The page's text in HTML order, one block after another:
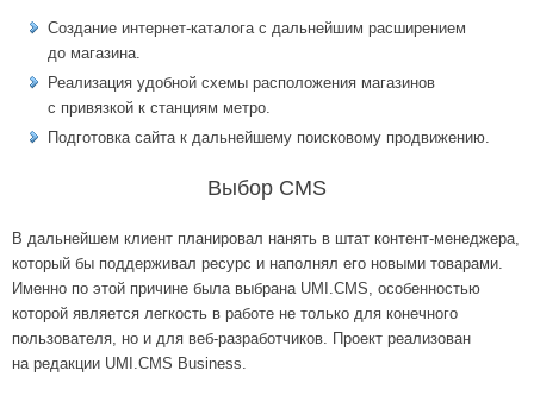
Создание интернет-каталога с дальнейшим расширением
до магазина.
Реализация удобной схемы расположения магазинов
с привязкой к станциям метро.
Подготовка сайта к дальнейшему поисковому продвижению.
Выбор CMS
В дальнейшем клиент планировал нанять в штат контент-менеджера,
который бы поддерживал ресурс и наполнял его новыми товарами.
Именно по этой причине была выбрана UMI.CMS, особенностью
которой является легкость в работе не только для конечного
пользователя, но и для веб-разработчиков. Проект реализован
на редакции UMI.CMS Business.